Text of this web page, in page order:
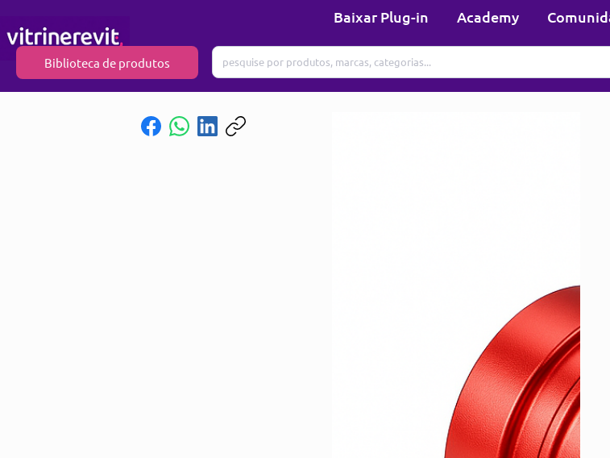
Baixar Plug-in Academy
Biblioteca de produtos